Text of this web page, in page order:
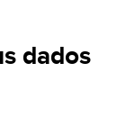
dados